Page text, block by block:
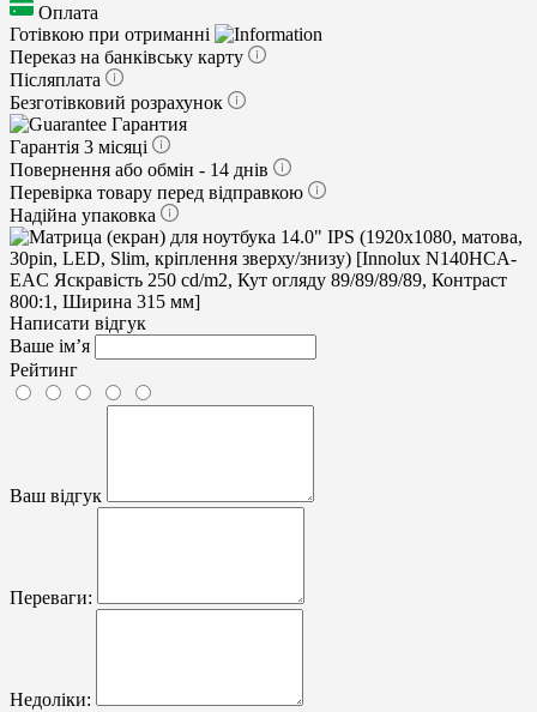
Оплата
Готівкою при отриманні
Переказ на банківську карту
Післяплата
Безготівковий розрахунок
Гарантия
Гарантія 3 місяці
Повернення або обмін - 14 днів
Перевірка товару перед відправкою
Надійна упаковка
Написати відгук
Ваше ім’я
Рейтинг
Ваш відгук
Переваги:
Недоліки: